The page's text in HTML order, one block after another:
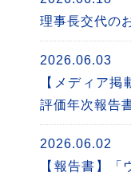
理事長交代の
2026.06.03
【メディア
評価年次報告
2026.06.02
【報告書】